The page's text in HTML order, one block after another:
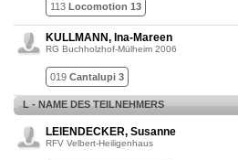
113 Locomotion 13
KULLMANN, Ina-Mareen
RG Buchholzhof-Mülheim 2006
019 Cantalupi 3
L - NAME DES TEILNEHMERS
LEIENDECKER, Susanne
RFV Velbert-Heiligenhaus